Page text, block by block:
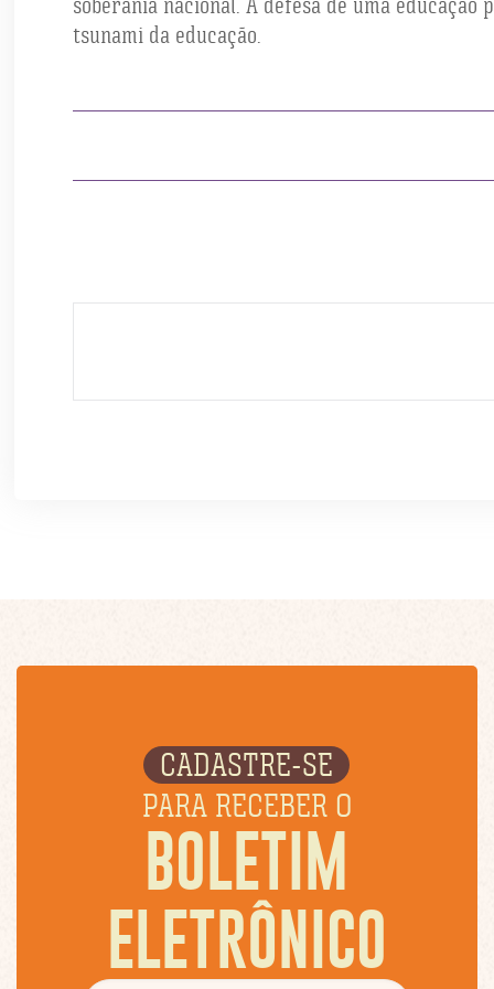
tsunami da educação.
CADASTRE-SE
PARA RECEBER O
BOLETIM
ELETRÔNICO